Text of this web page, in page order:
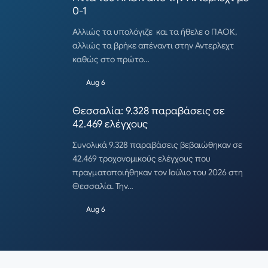
0-1
Αλλιώς τα υπολόγιζε και τα ήθελε ο ΠΑΟΚ,
αλλιώς τα βρήκε απέναντι στην Αντερλεχτ
καθώς στο πρώτο…
Aug 6
Θεσσαλία: 9.328 παραβάσεις σε
42.469 ελέγχους
Συνολικά 9.328 παραβάσεις βεβαιώθηκαν σε
42.469 τροχονομικούς ελέγχους που
πραγματοποιήθηκαν τον Ιούλιο του 2026 στη
Θεσσαλία. Την…
Aug 6